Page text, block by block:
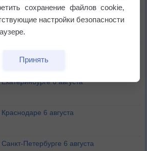
обнаружены морские волны тепла
6 августа
6 августа
Петербурге 6 августа
сохранение файлов cookie,
настройки безопасности
Принять